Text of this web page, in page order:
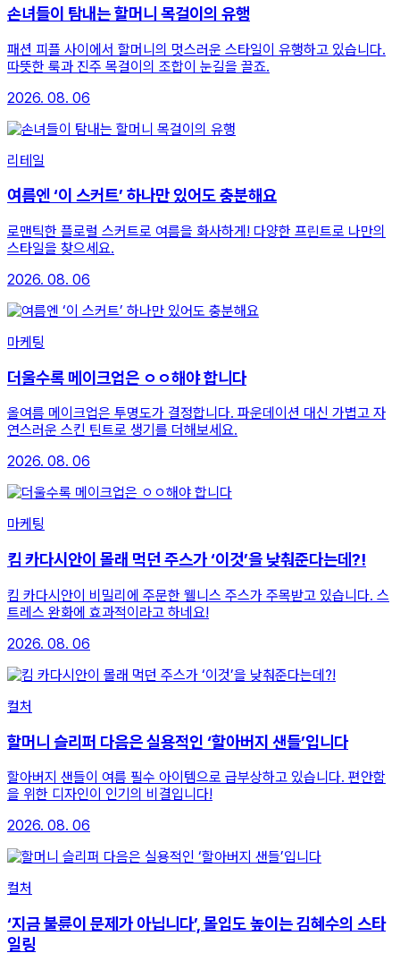
손녀들이 탐내는 할머니 목걸이의 유행
패션 피플 사이에서 할머니의 멋스러운 스타일이 유행하고 있습니다.
따뜻한 룩과 진주 목걸이의 조합이 눈길을 끌죠.
2026. 08. 06
리테일
여름엔 ‘이 스커트’ 하나만 있어도 충분해요
로맨틱한 플로럴 스커트로 여름을 화사하게! 다양한 프린트로 나만의
스타일을 찾으세요.
2026. 08. 06
마케팅
더울수록 메이크업은 ㅇㅇ해야 합니다
올여름 메이크업은 투명도가 결정합니다. 파운데이션 대신 가볍고 자
연스러운 스킨 틴트로 생기를 더해보세요.
2026. 08. 06
마케팅
킴 카다시안이 몰래 먹던 주스가 ‘이것’을 낮춰준다는데?!
킴 카다시안이 비밀리에 주문한 웰니스 주스가 주목받고 있습니다. 스
트레스 완화에 효과적이라고 하네요!
2026. 08. 06
컬처
할머니 슬리퍼 다음은 실용적인 ‘할아버지 샌들’입니다
할아버지 샌들이 여름 필수 아이템으로 급부상하고 있습니다. 편안함
을 위한 디자인이 인기의 비결입니다!
2026. 08. 06
컬처
‘지금 불륜이 문제가 아닙니다’, 몰입도 높이는 김혜수의 스타
일링